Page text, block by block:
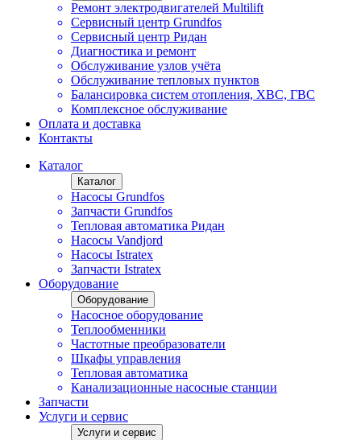
Ремонт электродвигателей Multilift
Сервисный центр Grundfos
Сервисный центр Ридан
Диагностика и ремонт
Обслуживание узлов учёта
Обслуживание тепловых пунктов
Балансировка систем отопления, ХВС, ГВС
Комплексное обслуживание
Оплата и доставка
Контакты
Каталог
Каталог
Насосы Grundfos
Запчасти Grundfos
Тепловая автоматика Ридан
Насосы Vandjord
Насосы Istratex
Запчасти Istratex
Оборудование
Оборудование
Насосное оборудование
Теплообменники
Частотные преобразователи
Шкафы управления
Тепловая автоматика
Канализационные насосные станции
Запчасти
Услуги и сервис
Услуги и сервис